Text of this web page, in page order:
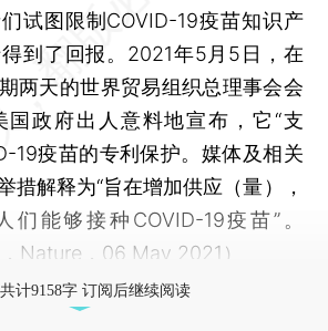
试图限制COVID-19疫苗知识产
到了回报。2021年5月5日，在
两天的世界贸易组织总理事会会
国政府出人意料地宣布，它“支
19疫苗的专利保护。媒体及相关
措解释为“旨在增加供应（量），
们能够接种COVID-19疫苗”。
Nature，06 May 2021）
计9158字 订阅后继续阅读